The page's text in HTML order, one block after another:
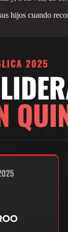
hijos cuando